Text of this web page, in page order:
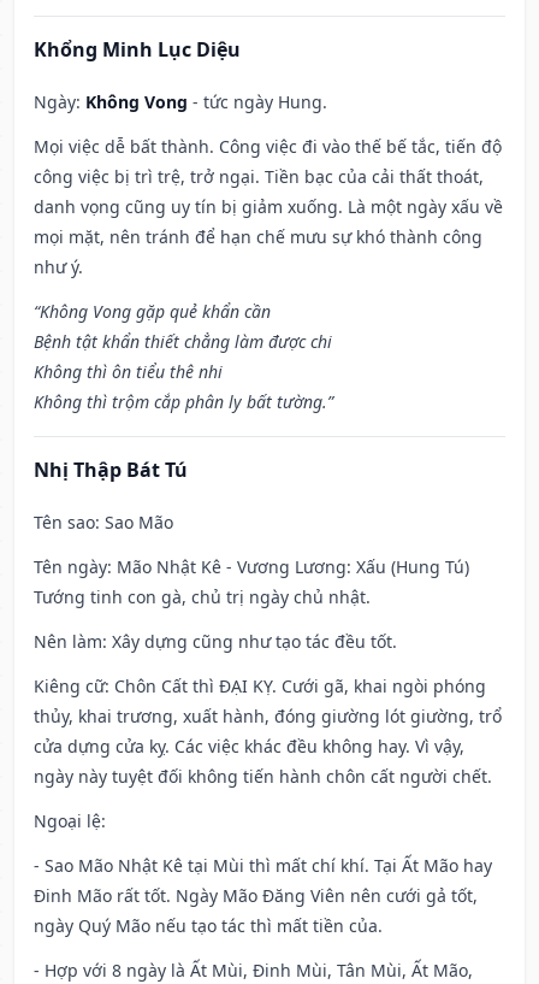
Khổng Minh Lục Diệu
Ngày: Không Vong - tức ngày Hung.
Mọi việc dễ bất thành. Công việc đi vào thế bế tắc, tiến độ
công việc bị trì trệ, trở ngại. Tiền bạc của cải thất thoát,
danh vọng cũng uy tín bị giảm xuống. Là một ngày xấu về
mọi mặt, nên tránh để hạn chế mưu sự khó thành công
như ý.
“Không Vong gặp quẻ khẩn cần
Bệnh tật khẩn thiết chẳng làm được chi
Không thì ôn tiểu thê nhi
Không thì trộm cắp phân ly bất tường.”
Nhị Thập Bát Tú
Tên sao: Sao Mão
Tên ngày: Mão Nhật Kê - Vương Lương: Xấu (Hung Tú)
Tướng tinh con gà, chủ trị ngày chủ nhật.
Nên làm: Xây dựng cũng như tạo tác đều tốt.
Kiêng cữ: Chôn Cất thì ĐẠI KỴ. Cưới gã, khai ngòi phóng
thủy, khai trương, xuất hành, đóng giường lót giường, trổ
cửa dựng cửa kỵ. Các việc khác đều không hay. Vì vậy,
ngày này tuyệt đối không tiến hành chôn cất người chết.
Ngoại lệ:
- Sao Mão Nhật Kê tại Mùi thì mất chí khí. Tại Ất Mão hay
Đinh Mão rất tốt. Ngày Mão Đăng Viên nên cưới gả tốt,
ngày Quý Mão nếu tạo tác thì mất tiền của.
- Hợp với 8 ngày là Ất Mùi, Đinh Mùi, Tân Mùi, Ất Mão,